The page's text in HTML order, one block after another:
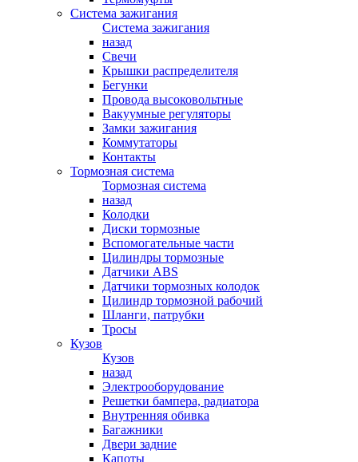
Система зажигания
Система зажигания
назад
Свечи
Крышки распределителя
Бегунки
Провода высоковольтные
Вакуумные регуляторы
Замки зажигания
Коммутаторы
Контакты
Тормозная система
Тормозная система
назад
Колодки
Диски тормозные
Вспомогательные части
Цилиндры тормозные
Датчики ABS
Датчики тормозных колодок
Цилиндр тормозной рабочий
Шланги, патрубки
Тросы
Кузов
Кузов
назад
Электрооборудование
Решетки бампера, радиатора
Внутренняя обивка
Багажники
Двери задние
Капоты